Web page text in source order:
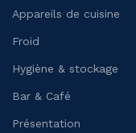
Appareils de cuisine
Froid
Hygiène & stockage
Bar & Café
Présentation